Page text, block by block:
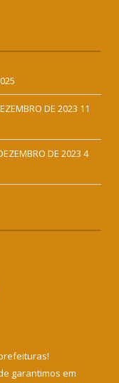
DE 2023 11
DE 2023 4
!
garantimos em